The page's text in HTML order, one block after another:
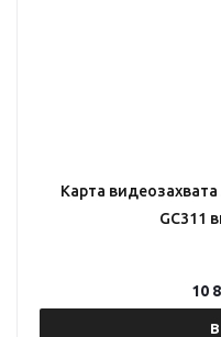
Карта
GC311
10